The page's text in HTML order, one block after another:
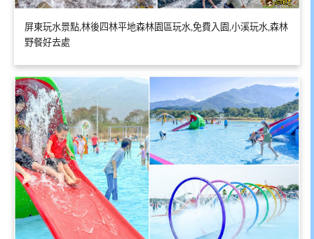
屏東玩水景點,林後四林平地森林園區玩水,免費入園,小溪玩水,森林
野餐好去處